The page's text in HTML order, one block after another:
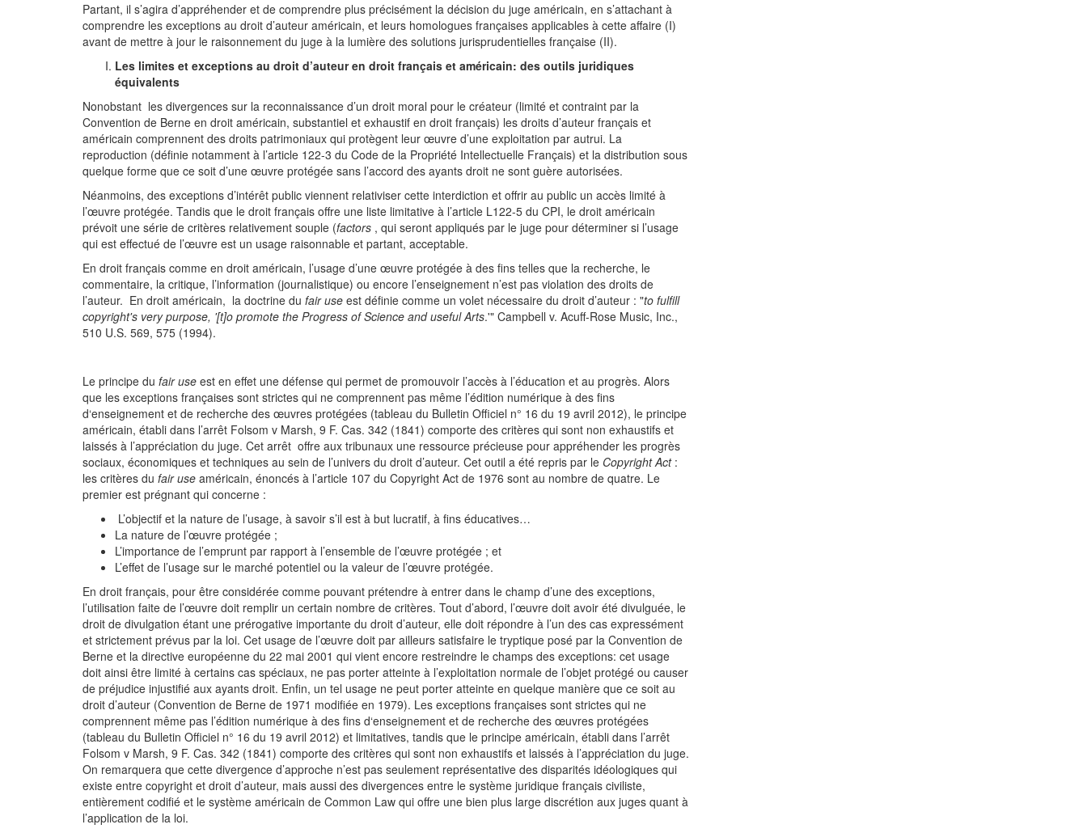
Partant, il s’agira d’appréhender et de comprendre plus précisément la décision du juge américain, en s’attachant à
comprendre les exceptions au droit d’auteur américain, et leurs homologues françaises applicables à cette affaire (I)
avant de mettre à jour le raisonnement du juge à la lumière des solutions jurisprudentielles française (II).
Les limites et exceptions au droit d’auteur en droit français et américain: des outils juridiques
équivalents
Nonobstant les divergences sur la reconnaissance d’un droit moral pour le créateur (limité et contraint par la
Convention de Berne en droit américain, substantiel et exhaustif en droit français) les droits d’auteur français et
américain comprennent des droits patrimoniaux qui protègent leur œuvre d’une exploitation par autrui. La
reproduction (définie notamment à l’article 122-3 du Code de la Propriété Intellectuelle Français) et la distribution sous
quelque forme que ce soit d’une œuvre protégée sans l’accord des ayants droit ne sont guère autorisées.
Néanmoins, des exceptions d’intérêt public viennent relativiser cette interdiction et offrir au public un accès limité à
l’œuvre protégée. Tandis que le droit français offre une liste limitative à l’article L122-5 du CPI, le droit américain
prévoit une série de critères relativement souple (factors , qui seront appliqués par le juge pour déterminer si l’usage
qui est effectué de l’œuvre est un usage raisonnable et partant, acceptable.
En droit français comme en droit américain, l’usage d’une œuvre protégée à des fins telles que la recherche, le
commentaire, la critique, l’information (journalistique) ou encore l’enseignement n’est pas violation des droits de
l’auteur. En droit américain, la doctrine du fair use est définie comme un volet nécessaire du droit d’auteur : "to fulfill
copyright's very purpose, '[t]o promote the Progress of Science and useful Arts.'" Campbell v. Acuff-Rose Music, Inc.,
510 U.S. 569, 575 (1994).
Le principe du fair use est en effet une défense qui permet de promouvoir l’accès à l’éducation et au progrès. Alors
que les exceptions françaises sont strictes qui ne comprennent pas même l’édition numérique à des fins
d‘enseignement et de recherche des œuvres protégées (tableau du Bulletin Officiel n° 16 du 19 avril 2012), le principe
américain, établi dans l’arrêt Folsom v Marsh, 9 F. Cas. 342 (1841) comporte des critères qui sont non exhaustifs et
laissés à l’appréciation du juge. Cet arrêt offre aux tribunaux une ressource précieuse pour appréhender les progrès
sociaux, économiques et techniques au sein de l’univers du droit d’auteur. Cet outil a été repris par le Copyright Act:
les critères du fair use américain, énoncés à l’article 107 du Copyright Act de 1976 sont au nombre de quatre. Le
premier est prégnant qui concerne :
L’objectif et la nature de l’usage, à savoir s’il est à but lucratif, à fins éducatives…
La nature de l’œuvre protégée ;
L’importance de l’emprunt par rapport à l’ensemble de l’œuvre protégée ; et
L’effet de l’usage sur le marché potentiel ou la valeur de l’œuvre protégée.
En droit français, pour être considérée comme pouvant prétendre à entrer dans le champ d’une des exceptions,
l’utilisation faite de l’œuvre doit remplir un certain nombre de critères. Tout d’abord, l’œuvre doit avoir été divulguée, le
droit de divulgation étant une prérogative importante du droit d’auteur, elle doit répondre à l’un des cas expressément
et strictement prévus par la loi. Cet usage de l’œuvre doit par ailleurs satisfaire le tryptique posé par la Convention de
Berne et la directive européenne du 22 mai 2001 qui vient encore restreindre le champs des exceptions: cet usage
doit ainsi être limité à certains cas spéciaux, ne pas porter atteinte à l’exploitation normale de l’objet protégé ou causer
de préjudice injustifié aux ayants droit. Enfin, un tel usage ne peut porter atteinte en quelque manière que ce soit au
droit d’auteur (Convention de Berne de 1971 modifiée en 1979). Les exceptions françaises sont strictes qui ne
comprennent même pas l’édition numérique à des fins d‘enseignement et de recherche des œuvres protégées
(tableau du Bulletin Officiel n° 16 du 19 avril 2012) et limitatives, tandis que le principe américain, établi dans l’arrêt
Folsom v Marsh, 9 F. Cas. 342 (1841) comporte des critères qui sont non exhaustifs et laissés à l’appréciation du juge.
On remarquera que cette divergence d’approche n’est pas seulement représentative des disparités idéologiques qui
existe entre copyright et droit d’auteur, mais aussi des divergences entre le système juridique français civiliste,
entièrement codifié et le système américain de Common Law qui offre une bien plus large discrétion aux juges quant à
l’application de la loi.